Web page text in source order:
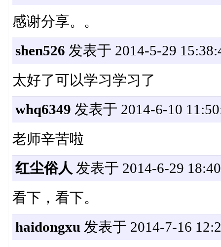
感谢分享。。
shen526 发表于 2014-5-29
太好了可以学习学习了
whq6349 发表于 2014-6-10
老师辛苦啦
红尘俗人 发表于 2014-6-29
看下，看下。
haidongxu 发表于 2014-7-16